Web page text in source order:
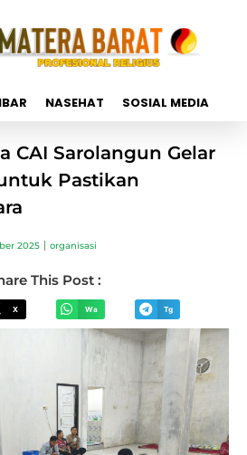
NASEHAT SOSIAL MEDIA
CAI Sarolangun Gelar
Pastikan
2025 organisasi
This Post :
X Wa Tg